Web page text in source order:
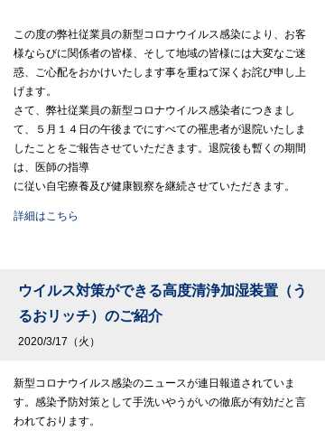
この度の弊社従業員の新型コロナウイルス感染により、お客
様ならびに関係者の皆様、そして地域の皆様には大変なご迷
惑、ご心配をおかけいたします事を重ねて深くお詫び申し上
げます。
さて、弊社従業員の新型コロナウイルス感染者につきまし
て、５月１４日の午後までにすべての罹患者が退院いたしま
したことをご報告させていただきます。退院後も暫くの期間
は、医師の指導
に従い自宅療養及び健康観察を継続させていただきます。
詳細はこちら
ウイルス対策ができる高度清浄加湿装置（う
るおリッチ）のご紹介
2020/3/17（火）
新型コロナウイルス感染のニュースが連日報道されていま
す。感染予防対策として手洗いやうがいの徹底が有効だと言
われております。